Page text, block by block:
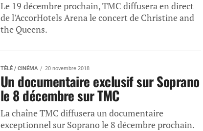
Le 19 décembre prochain, TMC diffusera en direct
de l'AccorHotels Arena le concert de Christine and
the Queens.
TÉLÉ / CINÉMA 20 novembre 2018
Un documentaire exclusif sur Soprano
le 8 décembre sur TMC
La chaîne TMC diffusera un documentaire
exceptionnel sur Soprano le 8 décembre prochain.